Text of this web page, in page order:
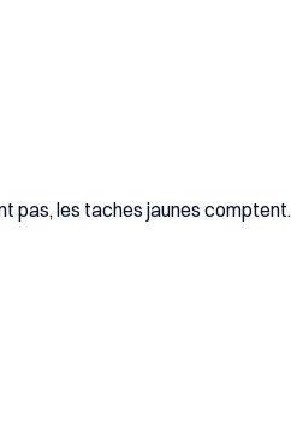
pas, les taches jaunes comptent.